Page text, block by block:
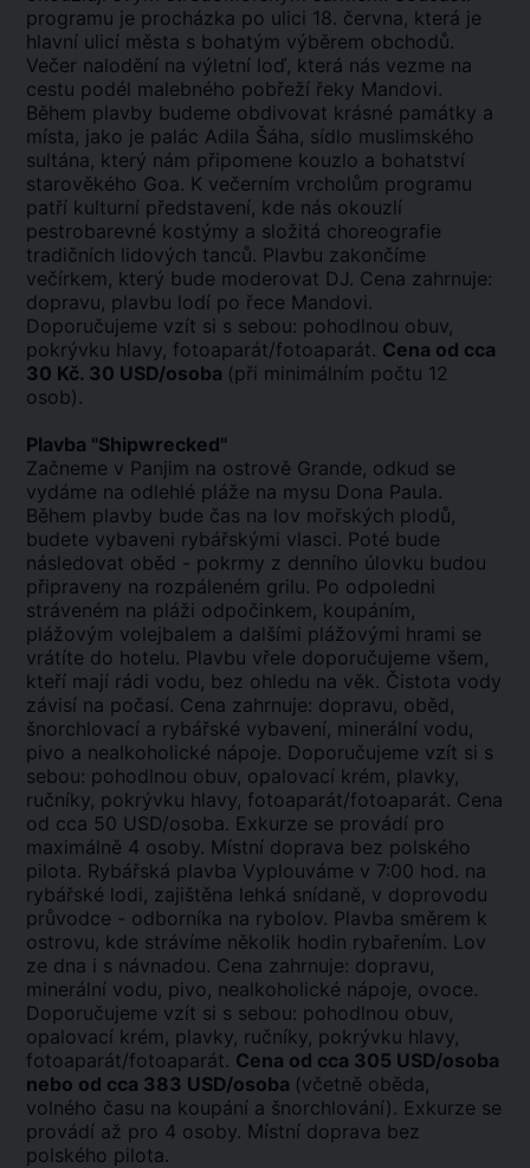
programu je procházka po ulici 18. června, která je
hlavní ulicí města s bohatým výběrem obchodů.
Večer nalodění na výletní loď, která nás vezme na
cestu podél malebného pobřeží řeky Mandovi.
Během plavby budeme obdivovat krásné památky a
místa, jako je palác Adila Šáha, sídlo muslimského
sultána, který nám připomene kouzlo a bohatství
starověkého Goa. K večerním vrcholům programu
patří kulturní představení, kde nás okouzlí
pestrobarevné kostýmy a složitá choreografie
tradičních lidových tanců. Plavbu zakončíme
večírkem, který bude moderovat DJ. Cena zahrnuje:
dopravu, plavbu lodí po řece Mandovi.
Doporučujeme vzít si s sebou: pohodlnou obuv,
pokrývku hlavy, fotoaparát/fotoaparát. Cena od cca
30 Kč. 30 USD/osoba (při minimálním počtu 12
osob).
Plavba "Shipwrecked"
Začneme v Panjim na ostrově Grande, odkud se
vydáme na odlehlé pláže na mysu Dona Paula.
Během plavby bude čas na lov mořských plodů,
budete vybaveni rybářskými vlasci. Poté bude
následovat oběd - pokrmy z denního úlovku budou
připraveny na rozpáleném grilu. Po odpoledni
stráveném na pláži odpočinkem, koupáním,
plážovým volejbalem a dalšími plážovými hrami se
vrátíte do hotelu. Plavbu vřele doporučujeme všem,
kteří mají rádi vodu, bez ohledu na věk. Čistota vody
závisí na počasí. Cena zahrnuje: dopravu, oběd,
šnorchlovací a rybářské vybavení, minerální vodu,
pivo a nealkoholické nápoje. Doporučujeme vzít si s
sebou: pohodlnou obuv, opalovací krém, plavky,
ručníky, pokrývku hlavy, fotoaparát/fotoaparát. Cena
od cca 50 USD/osoba. Exkurze se provádí pro
maximálně 4 osoby. Místní doprava bez polského
pilota. Rybářská plavba Vyplouváme v 7:00 hod. na
rybářské lodi, zajištěna lehká snídaně, v doprovodu
průvodce - odborníka na rybolov. Plavba směrem k
ostrovu, kde strávíme několik hodin rybařením. Lov
ze dna i s návnadou. Cena zahrnuje: dopravu,
minerální vodu, pivo, nealkoholické nápoje, ovoce.
Doporučujeme vzít si s sebou: pohodlnou obuv,
opalovací krém, plavky, ručníky, pokrývku hlavy,
fotoaparát/fotoaparát. Cena od cca 305 USD/osoba
nebo od cca 383 USD/osoba (včetně oběda,
volného času na koupání a šnorchlování). Exkurze se
provádí až pro 4 osoby. Místní doprava bez
polského pilota.